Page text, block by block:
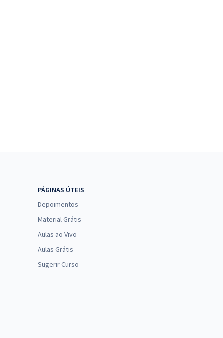
PÁGINAS ÚTEIS
Depoimentos
Material Grátis
Aulas ao Vivo
Aulas Grátis
Sugerir Curso